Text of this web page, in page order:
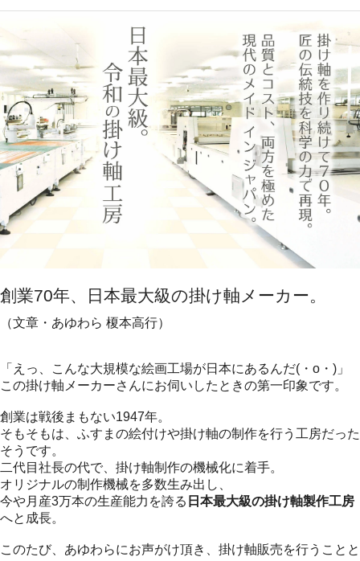
創業70年、日本最大級の掛け軸メーカー。
（文章・あゆわら 榎本高行）
「えっ、こんな大規模な絵画工場が日本にあるんだ(・o・)」
この掛け軸メーカーさんにお伺いしたときの第一印象です。
創業は戦後まもない1947年。
そもそもは、ふすまの絵付けや掛け軸の制作を行う工房だった
そうです。
二代目社長の代で、掛け軸制作の機械化に着手。
オリジナルの制作機械を多数生み出し、
今や月産3万本の生産能力を誇る 日本最大級の掛け軸製作工房
へと成長。
このたび、あゆわらにお声がけ頂き、掛け軸販売を行うことと